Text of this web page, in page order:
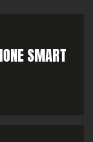
SMART